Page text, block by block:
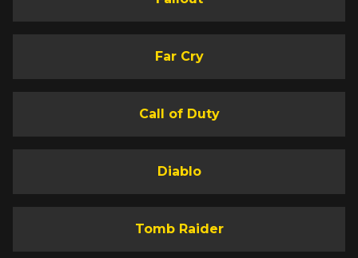
Far Cry
Call of Duty
Diablo
Tomb Raider